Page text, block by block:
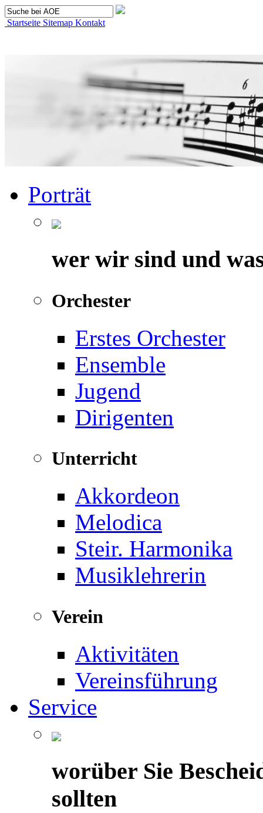
Startseite Sitemap Kontakt
Porträt
wer wir sind und
Orchester
Erstes Orchester
Ensemble
Jugend
Dirigenten
Unterricht
Akkordeon
Melodica
Steir. Harmonika
Musiklehrerin
Verein
Aktivitäten
Vereinsführung
Service
worüber Sie
sollten